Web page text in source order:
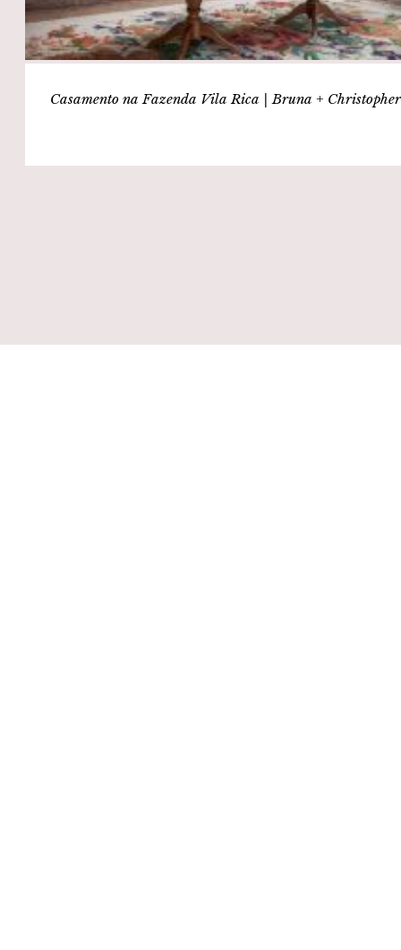
Casamento na Fazenda Vila Rica | Bruna +